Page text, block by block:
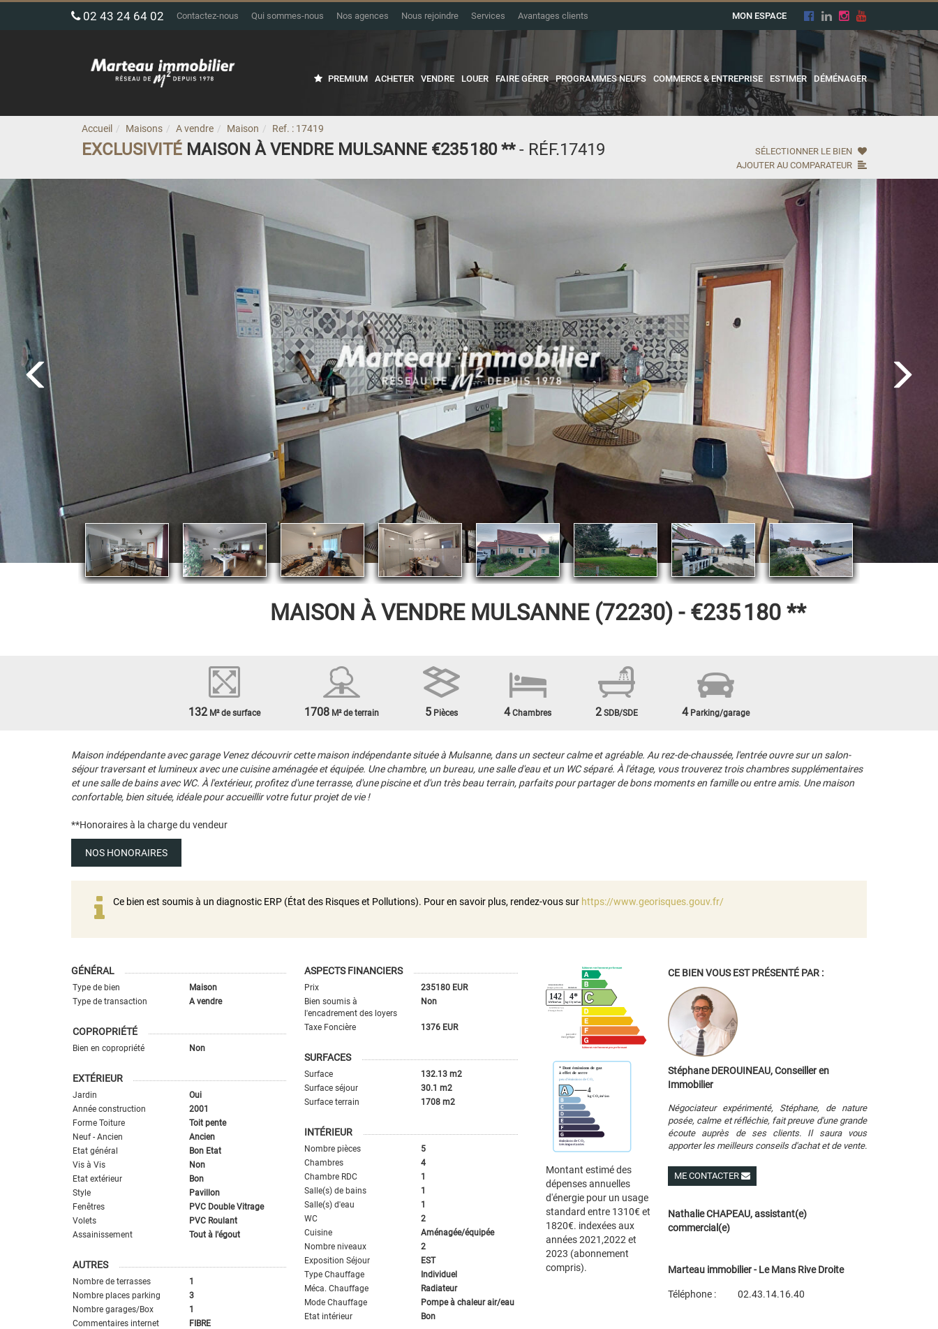
02 43 24 64 02 Contactez-nous Qui sommes-nous Nos agences Nous rejoindre Services Avantages clients MON ESPACE
PREMIUM ACHETER VENDRE LOUER FAIRE GÉRER PROGRAMMES NEUFS COMMERCE & ENTREPRISE ESTIMER DÉMÉNAGER
Accueil Maisons A vendre Maison Ref. : 17419
EXCLUSIVITÉ MAISON À VENDRE MULSANNE €235 180**- RÉF.17419
SÉLECTIONNER LE BIEN
AJOUTER AU COMPARATEUR
MAISON À VENDREMULSANNE (72230) - €235 180 **
132 M² de surface 1708 M² de terrain 5 Pièces 4Chambres 2 SDB/SDE 4Parking/garage
Maison indépendante avec garage Venez découvrir cette maison indépendante située à Mulsanne, dans un secteur calme et agréable. Au rez-de-chaussée, l'entrée ouvre sur un salon-
séjour traversant et lumineux avec une cuisine aménagée et équipée. Une chambre, un bureau, une salle d'eau et un WC séparé. À l'étage, vous trouverez trois chambres supplémentaires
et une salle de bains avec WC. À l'extérieur, profitez d'une terrasse, d'une piscine et d'un très beau terrain, parfaits pour partager de bons moments en famille ou entre amis. Une maison
confortable, bien située, idéale pour accueillir votre futur projet de vie !
**Honoraires à la charge du vendeur
NOS HONORAIRES
Ce bien est soumis à un diagnostic ERP (État des Risques et Pollutions). Pour en savoir plus, rendez-vous sur https://www.georisques.gouv.fr/
GÉNÉRAL
Type de bien
Maison
Type de transaction
A vendre
ASPECTS FINANCIERS
Prix
235180 EUR
Bien soumis à
l'encadrement des loyers
Non
Taxe Foncière 1376 EUR
COPROPRIÉTÉ
Bien en copropriété Non
SURFACES
Surface
132.13 m2
Surface séjour
30.1 m2
Surface terrain
1708 m2
EXTÉRIEUR
Jardin
Oui
Année construction
2001
Forme Toiture
Toit pente
Neuf - Ancien
Ancien
Etat général
Bon Etat
Vis à Vis
Non
Etat extérieur
Bon
Style
Pavillon
Fenêtres
PVC Double Vitrage
Volets
PVC Roulant
Assainissement
Tout à l'égout
INTÉRIEUR
Nombre pièces
5
Chambres
4
Chambre RDC
1
Salle(s) de bains
1
Salle(s) d'eau
1
WC
2
Cuisine
Aménagée/équipée
Nombre niveaux
2
Exposition Séjour
EST
Type Chauffage
Individuel
Méca. Chauffage
Radiateur
Mode Chauffage
Pompe à chaleur air/eau
Etat intérieur
Bon
AUTRES
Nombre de terrasses
1
Nombre places parking
3
Nombre garages/Box
1
Commentaires internet
FIBRE
Montant estimé des
dépenses annuelles
d'énergie pour un usage
standard entre 1310€ et
1820€. indexées aux
années 2021,2022 et
2023 (abonnement
compris).
CE BIEN VOUS EST PRÉSENTÉ PAR :
Stéphane DEROUINEAU, Conseiller en
Immobilier
Négociateur expérimenté, Stéphane, de nature
posée, calme et réfléchie, fait preuve d'une grande
écoute auprès de ses clients. Il saura vous
apporter les meilleurs conseils d'achat et de vente.
ME CONTACTER
Nathalie CHAPEAU, assistant(e)
commercial(e)
Marteau immobilier - Le Mans Rive Droite
Téléphone :
02.43.14.16.40